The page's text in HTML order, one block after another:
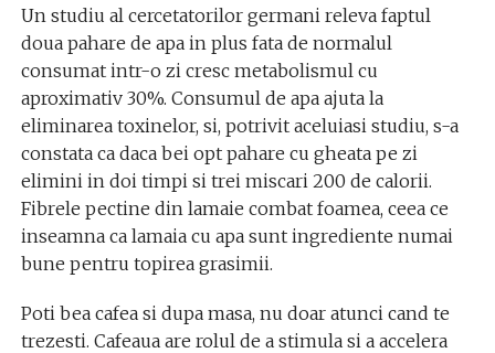
Un studiu al cercetatorilor germani releva faptul
doua pahare de apa in plus fata de normalul
consumat intr-o zi cresc metabolismul cu
aproximativ 30%. Consumul de apa ajuta la
eliminarea toxinelor, si, potrivit aceluiasi studiu, s-a
constata ca daca bei opt pahare cu gheata pe zi
elimini in doi timpi si trei miscari 200 de calorii.
Fibrele pectine din lamaie combat foamea, ceea ce
inseamna ca lamaia cu apa sunt ingrediente numai
bune pentru topirea grasimii.
Poti bea cafea si dupa masa, nu doar atunci cand te
trezesti. Cafeaua are rolul de a stimula si a accelera